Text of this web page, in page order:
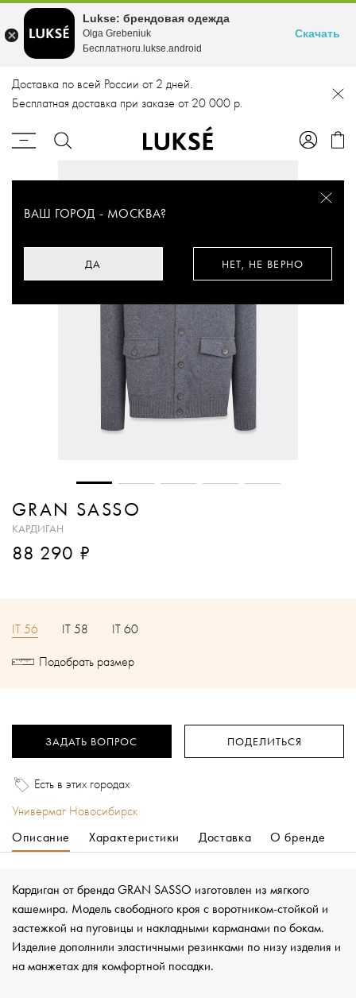
Доставка по всей России от 2 дней.
Бесплатная доставка при заказе от 20 000 р.
ВАШ ГОРОД - МОСКВА?
ДА НЕТ, НЕ ВЕРНО
GRAN SASSO
КАРДИГАН
88 290 ₽
IT 56 IT 58
IT 60
Подобрать размер
ЗАДАТЬ ВОПРОС ПОДЕЛИТЬСЯ
Есть в этих городах
Универмаг Новосибирск
Описание
Характеристики Доставка О бренде
Кардиган от бренда GRAN SASSO изготовлен из мягкого
кашемира. Модель свободного кроя с воротником-стойкой и
застежкой на пуговицы и накладными карманами по бокам.
Изделие дополнили эластичными резинками по низу изделия и
на манжетах для комфортной посадки.
Lukse: брендовая одежда
Olga Grebeniuk
Бесплатноru.lukse.android
Скачать